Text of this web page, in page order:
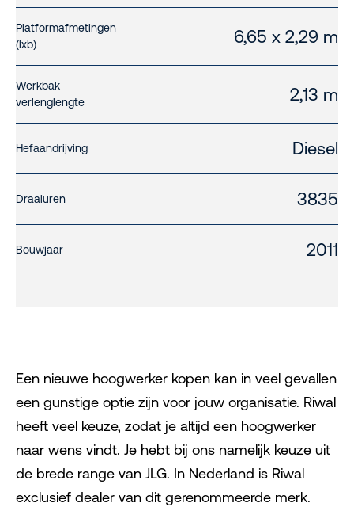
Platformafmetingen
(lxb)
6,65 x 2,29 m
Werkbak
verlenglengte
2,13 m
Hefaandrijving Diesel
Draaiuren 3835
Bouwjaar 2011
Een nieuwe hoogwerker kopen kan in veel gevallen
een gunstige optie zijn voor jouw organisatie. Riwal
heeft veel keuze, zodat je altijd een hoogwerker
naar wens vindt. Je hebt bij ons namelijk keuze uit
de brede range van JLG. In Nederland is Riwal
exclusief dealer van dit gerenommeerde merk.